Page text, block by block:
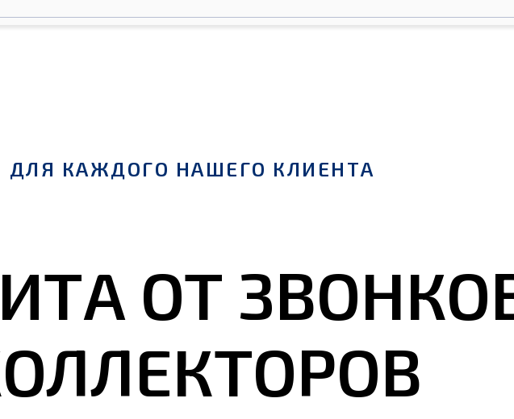
ДЛЯ КАЖДОГО НАШЕГО КЛИЕНТА
ОТ